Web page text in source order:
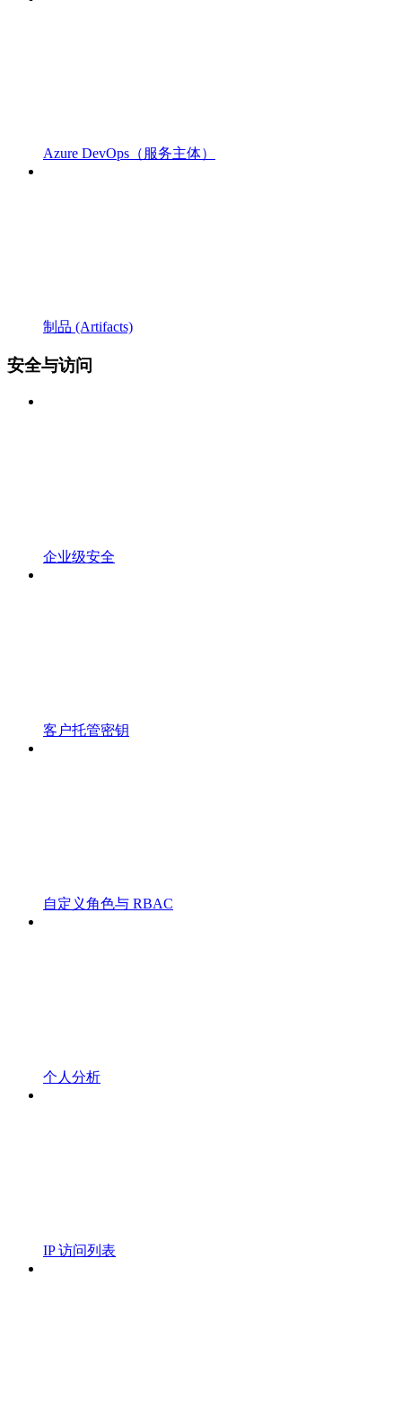
Azure DevOps（服务主体）
制品 (Artifacts)
安全与访问
企业级安全
客户托管密钥
自定义角色与 RBAC
个人分析
IP 访问列表